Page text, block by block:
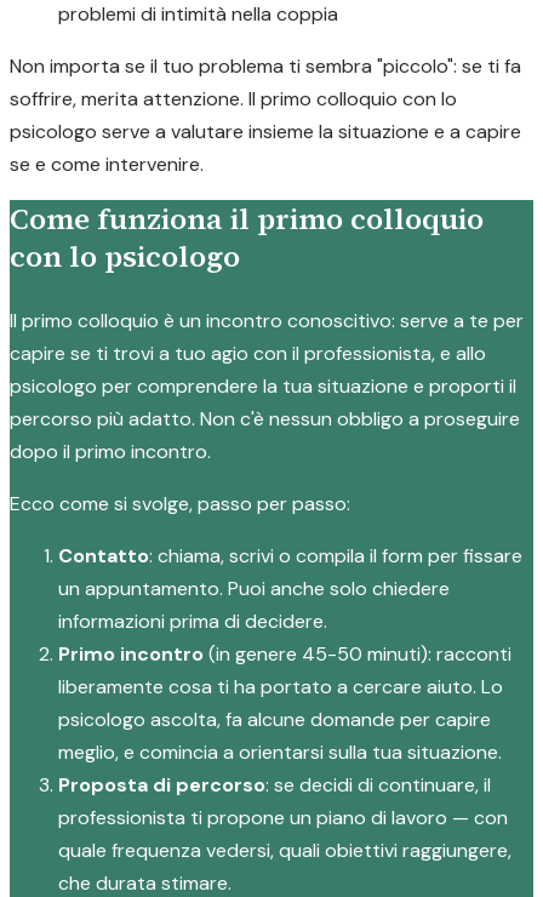
problemi di intimità nella coppia
Non importa se il tuo problema ti sembra "piccolo": se ti fa
soffrire, merita attenzione. Il primo colloquio con lo
psicologo serve a valutare insieme la situazione e a capire
se e come intervenire.
Come funziona il primo colloquio
con lo psicologo
Il primo colloquio è un incontro conoscitivo: serve a te per
capire se ti trovi a tuo agio con il professionista, e allo
psicologo per comprendere la tua situazione e proporti il
percorso più adatto. Non c'è nessun obbligo a proseguire
dopo il primo incontro.
Ecco come si svolge, passo per passo:
Contatto: chiama, scrivi o compila il form per fissare
un appuntamento. Puoi anche solo chiedere
informazioni prima di decidere.
Primo incontro(in genere 45-50 minuti): racconti
liberamente cosa ti ha portato a cercare aiuto. Lo
psicologo ascolta, fa alcune domande per capire
meglio, e comincia a orientarsi sulla tua situazione.
Proposta di percorso: se decidi di continuare, il
professionista ti propone un piano di lavoro — con
quale frequenza vedersi, quali obiettivi raggiungere,
che durata stimare.